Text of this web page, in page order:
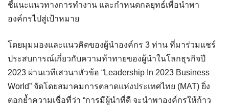
ชี้แนะแนวทางการทำงาน และกำหนดกลยุทธ์เพื่อนำพา
องค์กรไปสู่เป้าหมาย
โดยมุมมองและแนวคิดของผู้นำองค์กร 3 ท่าน ที่มาร่วมแชร์
ประสบการณ์เกี่ยวกับความท้าทายของผู้นำในโลกธุรกิจปี
2023 ผ่านเวทีเสวนาหัวข้อ “Leadership In 2023 Business
World” จัดโดยสมาคมการตลาดแห่งประเทศไทย (MAT) ยิ่ง
ตอกย้ำความเชื่อที่ว่า “การมีผู้นำที่ดี จะนำพาองค์กรให้ก้าว